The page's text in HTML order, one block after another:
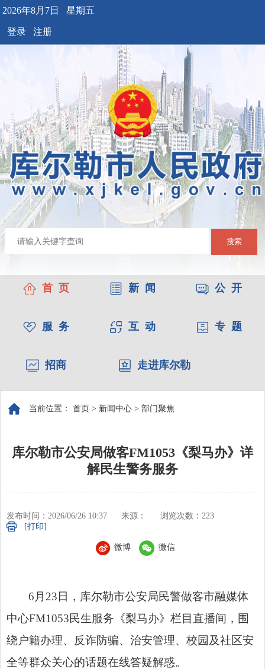
2026年8月7日 星期五
登录 注册
搜索
首 页 新 闻 公 开
服 务 互 动 专 题
招商 走进库尔勒
当前位置： 首页 > 新闻中心 > 部门聚焦
库尔勒市公安局做客FM1053《梨马办》详
解民生警务服务
发布时间：2026/06/26 10:37 来源： 浏览次数： 223
[打印]
微博 微信
6月23日，库尔勒市公安局民警做客市融媒体
中心FM1053民生服务《梨马办》栏目直播间，围
绕户籍办理、反诈防骗、治安管理、校园及社区安
全等群众关心的话题在线答疑解惑。